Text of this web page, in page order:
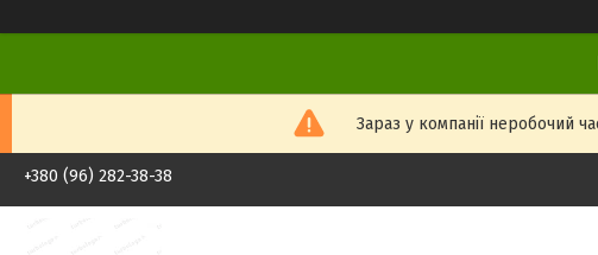
Зараз у компанії неробочий
+380 (96) 282-38-38